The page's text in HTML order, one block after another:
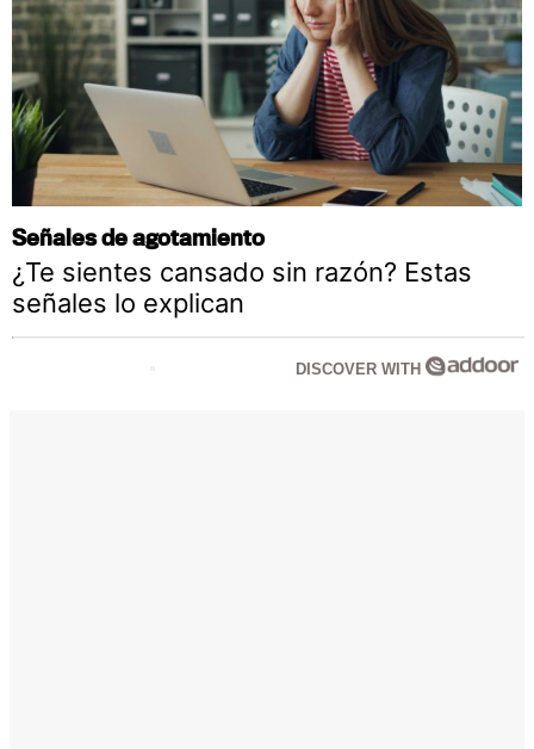
Señales de agotamiento
¿Te sientes cansado sin razón? Estas
señales lo explican
DISCOVER WITH